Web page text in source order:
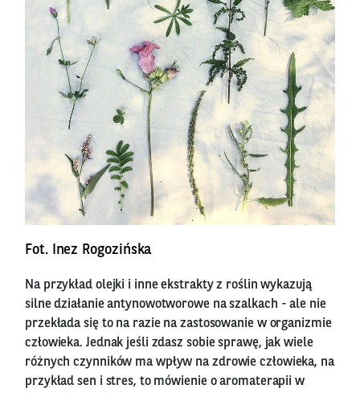
Fot. Inez Rogozińska
Na przykład olejki i inne ekstrakty z roślin wykazują
silne działanie antynowotworowe na szalkach - ale nie
przekłada się to na razie na zastosowanie w organizmie
człowieka. Jednak jeśli zdasz sobie sprawę, jak wiele
różnych czynników ma wpływ na zdrowie człowieka, na
przykład sen i stres, to mówienie o aromaterapii w